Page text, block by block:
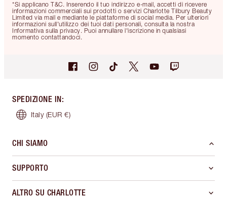
*Si applicano T&C. Inserendo il tuo indirizzo e-mail, accetti di ricevere
informazioni commerciali sui prodotti o servizi Charlotte Tilbury Beauty
Limited via mail e mediante le piattaforme di social media. Per ulteriori
informazioni sull'utilizzo dei tuoi dati personali, consulta la nostra
Informativa sulla privacy. Puoi annullare l'iscrizione in qualsiasi
momento contattandoci.
SPEDIZIONE IN:
Italy (EUR €)
CHI SIAMO
SUPPORTO
ALTRO SU CHARLOTTE